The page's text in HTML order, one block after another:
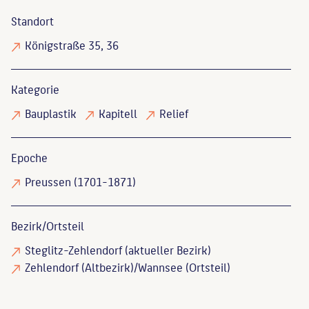
Standort
Königstraße 35, 36
Kategorie
Bauplastik
Kapitell Relief
Epoche
Preussen (1701-1871)
Bezirk/Ortsteil
Steglitz-Zehlendorf (aktueller Bezirk)
Zehlendorf (Altbezirk)/Wannsee (Ortsteil)